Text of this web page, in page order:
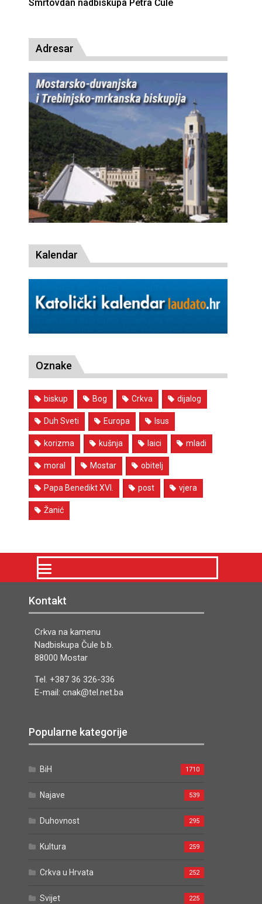
Deseta obljetnica poništenja komunističke
Adresar
Kalendar
Oznake
biskup Bog Crkva dijalog
Duh Sveti Europa Isus
korizma kušnja laici mladi
moral Mostar obitelj
Papa Benedikt XVI. post vjera
Žanić
Kontakt
Crkva na kamenu
Nadbiskupa Čule b.b.
88000 Mostar
Tel. +387 36 326-336
E-mail: cnak@tel.net.ba
Popularne kategorije
BiH 1710
Najave 539
Duhovnost 295
Kultura 259
Crkva u Hrvata 252
Svijet 225